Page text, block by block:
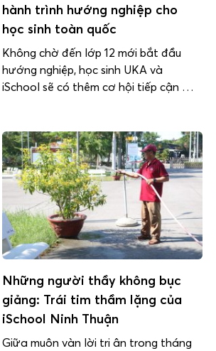
hành trình hướng nghiệp cho
học sinh toàn quốc
Không chờ đến lớp 12 mới bắt đầu
hướng nghiệp, học sinh UKA và
iSchool sẽ có thêm cơ hội tiếp cận môi
thông qua chương trình hợp tác chiến
lược giữa Hệ thống Trường Quốc tế
Song ngữ Học viện […]
Những người thầy không bục
giảng: Trái tim thầm lặng của
iSchool Ninh Thuận
Giữa muôn vàn lời tri ân trong tháng